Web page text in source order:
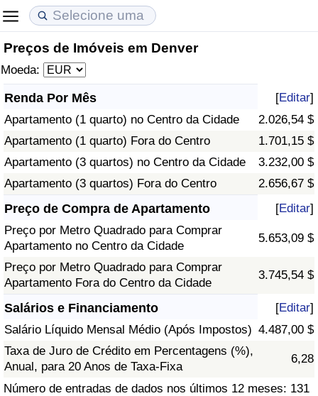
Preços de Imóveis em Denver
Moeda:
Renda Por Mês [Editar]
Apartamento (1 quarto) no Centro da Cidade
2.026,54 $
Apartamento (1 quarto) Fora do Centro
1.701,15 $
Apartamento (3 quartos) no Centro da Cidade
3.232,00 $
Apartamento (3 quartos) Fora do Centro
2.656,67 $
Preço de Compra de Apartamento [Editar]
Preço por Metro Quadrado para Comprar
Apartamento no Centro da Cidade
5.653,09 $
Preço por Metro Quadrado para Comprar
Apartamento Fora do Centro da Cidade
3.745,54 $
Salários e Financiamento [Editar]
Salário Líquido Mensal Médio (Após Impostos) 4.487,00 $
Taxa de Juro de Crédito em Percentagens (%),
Anual, para 20 Anos de Taxa-Fixa
6,28
Número de entradas de dados nos últimos 12 meses: 131
Custo de Vida
Indicador de Custo de Vida (Atual)
Indicador de Custo de Vida
Indicador de Custo de Vida Por País
Preços de Imóveis
Indicador de Preços de Imóveis (Atual)
Indicador de Preços de Imóveis
Indicador de Preços de Imóveis por País
Qualidade de Vida
Indicador de Qualidade de Vida
Indicador de Qualidade de Vida (Atual)
Índice de qualidade de vida por país
Taxa do Indicador de Crime (Atual)
Indicador de Crime
Índice de criminalidade por país
Saúde